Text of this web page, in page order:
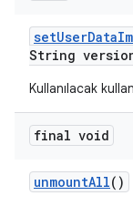
setUserData
String
Kullanılacak
final void
unmountAll()